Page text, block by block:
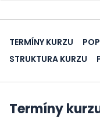
TERMÍNY KURZU
STRUKTURA KURZU
Termíny